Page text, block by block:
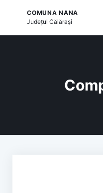
COMUNA NANA
JudețulCălărași